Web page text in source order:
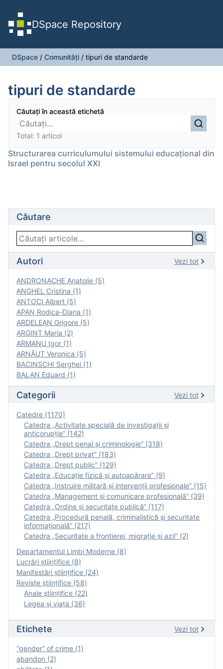
DSpace Repository
DSpace / Comunități / tipuri de standarde
tipuri de standarde
Căutați în această etichetă
Total: 1 articol
Structurarea curriculumului sistemului educațional din
Israel pentru secolul XXI
Căutare
Autori Vezi tot
ANDRONACHE Anatolie (5)
ANGHEL Cristina (1)
ANTOCI Albert (5)
APAN Rodica-Diana (1)
ARDELEAN Grigore (5)
ARGINT Maria (2)
ARMANU Igor (1)
ARNĂUT Veronica (5)
BACINSCHI Serghei (1)
BALAN Eduard (1)
Categorii Vezi tot
Catedre (1170)
Catedra „Activitate specială de investigaţii şi
anticorupție” (142)
Catedra „Drept penal și criminologie” (318)
Catedra „Drept privat” (183)
Catedra „Drept public” (129)
Catedra „Educație fizică şi autoapărare” (9)
Catedra „Instruire militară şi intervenţii profesionale” (15)
Catedra „Management și comunicare profesională” (39)
Catedra „Ordine și securitate publică” (117)
Catedra „Procedură penală, criminalistică și securitate
informațională” (217)
Catedra „Securitate a frontierei, migrație și azil” (2)
Departamentul Limbi Moderne (8)
Lucrări științifice (8)
Manifestări ştiinţifice (24)
Reviste ştiinţifice (58)
Anale ştiinţifice (22)
Legea şi viaţa (36)
Etichete Vezi tot
“gender” of crime (1)
abandon (2)